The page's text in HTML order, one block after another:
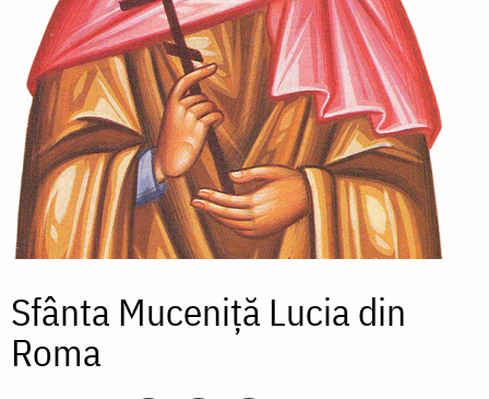
Sfânta Muceniță Lucia din
Roma